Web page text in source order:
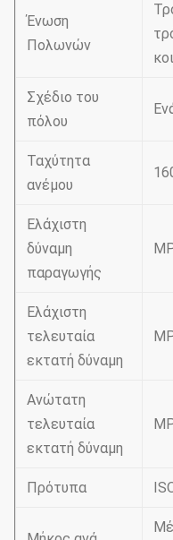
Ένωση
Πολωνών
Σχέδιο του
πόλου
Ταχύτητα
ανέμου
Ελάχιστη
δύναμη
παραγωγής
Ελάχιστη
τελευταία
εκτατή δύναμη
Ανώτατη
τελευταία
εκτατή δύναμη
Πρότυπα